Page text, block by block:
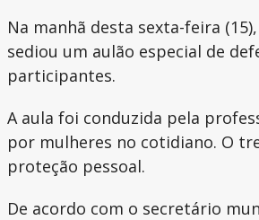
Na manhã desta sexta-feira
sediou um aulão especial de
participantes.
A aula foi conduzida pela
por mulheres no cotidiano. O
proteção pessoal.
De acordo com o secretário